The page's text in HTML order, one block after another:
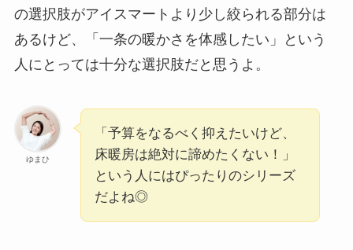
の選択肢がアイスマートより少し絞られる部分は
あるけど、「一条の暖かさを体感したい」という
人にとっては十分な選択肢だと思うよ。
ゆまひ
「予算をなるべく抑えたいけど、
床暖房は絶対に諦めたくない！」
という人にはぴったりのシリーズ
だよね◎